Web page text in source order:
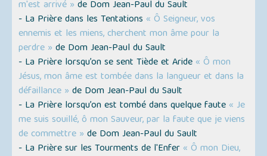
m'est arrivé » de Dom Jean-Paul du Sault
- La Prière dans les Tentations « Ô Seigneur, vos
ennemis et les miens, cherchent mon âme pour la
perdre » de Dom Jean-Paul du Sault
- La Prière lorsqu’on se sent Tiède et Aride « Ô mon
Jésus, mon âme est tombée dans la langueur et dans la
défaillance » de Dom Jean-Paul du Sault
- La Prière lorsqu’on est tombé dans quelque faute « Je
me suis souillé, ô mon Sauveur, par la faute que je viens
de commettre » de Dom Jean-Paul du Sault
- La Prière sur les Tourments de l'Enfer « Ô mon Dieu,